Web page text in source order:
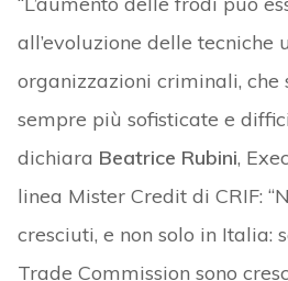
all’evoluzione delle tecniche
organizzazioni criminali, che
sempre più sofisticate e
dichiara Beatrice Rubini,
linea Mister Credit di CRIF:
cresciuti, e non solo in Italia:
Trade Commission sono